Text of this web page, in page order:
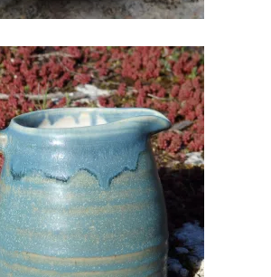
KERAAMILINE KANN
€25.00